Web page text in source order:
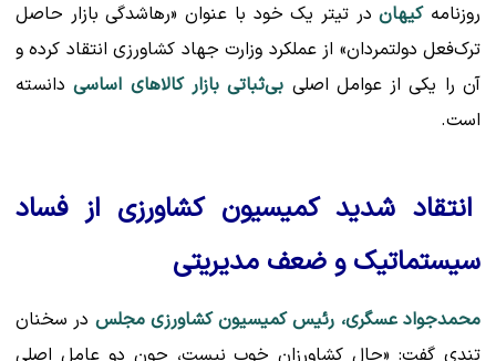
روزنامهکیهاندر تیتر یک خود با عنوان «رهاشدگی بازار حاصل
ترک‌فعل دولتمردان» از عملکرد وزارت جهاد کشاورزی انتقاد کرده و
آن را یکی از عوامل اصلی بی‌ثباتی بازار کالاهای اساسیدانسته
است.
انتقاد شدید کمیسیون کشاورزی از فساد
سیستماتیک و ضعف مدیریتی
محمدجواد عسگری، رئیس کمیسیون کشاورزی مجلس در سخنان